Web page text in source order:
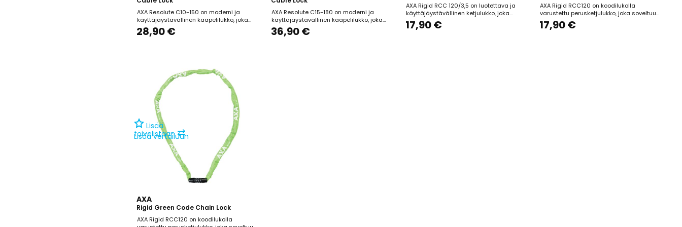
AXA Resolute C10-150 on moderni ja
käyttäjäystävällinen kaapelilukko, joka
soveltuu erinomaisesti lyhytaikaiseen
pysäköintiin tai lisäturvaksi yhdessä
28,90 €
AXA Resolute C15-180 on moderni ja
käyttäjäystävällinen kaapelilukko, joka
tarjoaa luotettavaa suojaa lyhytaikaiseen
pysäköintiin tai lisäturvaa yhdessä toisen
36,90 €
AXA Rigid RCC 120/3,5 on luotettava ja
käyttäjäystävällinen ketjulukko, joka
soveltuu erityisesti lyhytaikaiseen pyörän
lukitsemiseen. Lukon 120 cm pituinen ja 3,5
17,90 €
AXA Rigid RCC120 on koodilukolla
varustettu perusketjulukko, joka soveltuu
lyhytaikaiseen pyörän pysäköintiin. 120 cm
pitkä ja 3,5 mm paksu teräsketju tarjoaa
17,90 €
Lisää
toivelistaan ⇄
Lisää vertailuun
AXA
Rigid Green Code Chain Lock
AXA Rigid RCC120 on koodilukolla